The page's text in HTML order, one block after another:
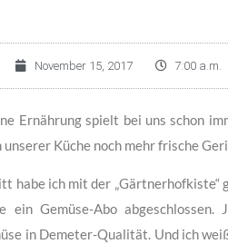
November 15, 2017 7:00 a.m.
Ernährung spielt bei uns schon
unserer Küche noch mehr frische
habe ich mit der
ein Gemüse-Abo
in Demeter-Qualität. Und ich